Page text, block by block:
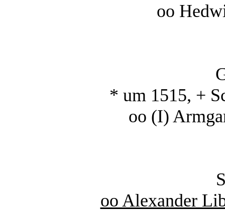
oo
* um 1515, +
oo (I)
oo Alexander